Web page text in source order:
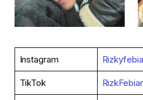
Instagram
TikTok